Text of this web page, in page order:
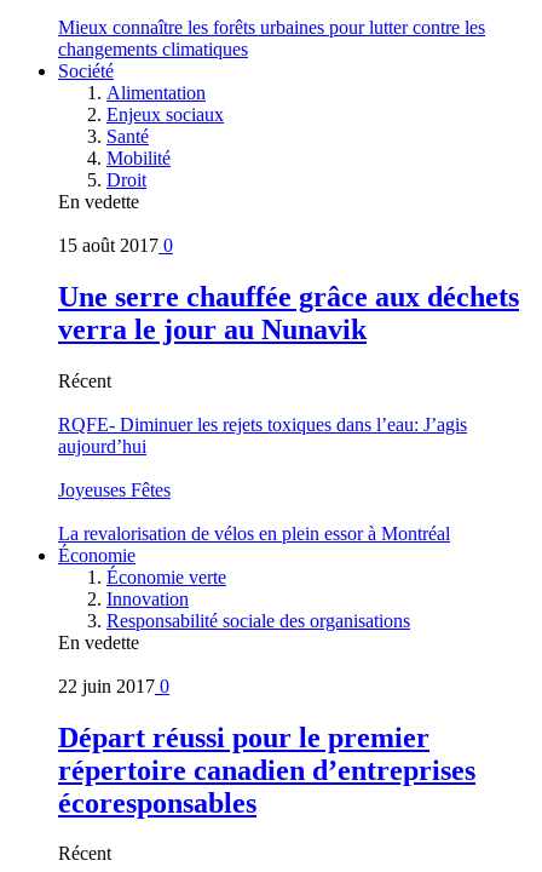
Mieux connaître les forêts urbaines pour lutter contre les
changements climatiques
Société
Alimentation
Enjeux sociaux
Santé
Mobilité
Droit
En vedette
15 août 2017 0
Une serre chauffée grâce aux déchets
verra le jour au Nunavik
Récent
RQFE- Diminuer les rejets toxiques dans l’eau: J’agis
aujourd’hui
Joyeuses Fêtes
La revalorisation de vélos en plein essor à Montréal
Économie
Économie verte
Innovation
Responsabilité sociale des organisations
En vedette
22 juin 2017 0
Départ réussi pour le premier
répertoire canadien d’entreprises
écoresponsables
Récent